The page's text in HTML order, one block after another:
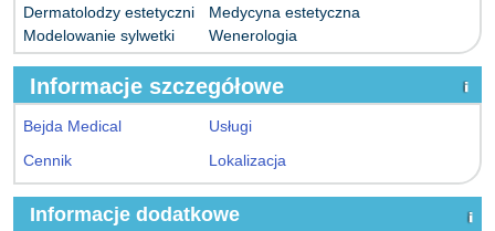
Dermatolodzy estetyczni
Medycyna estetyczna
Modelowanie sylwetki
Wenerologia
Informacje szczegółowe
Bejda Medical
Usługi
Cennik
Lokalizacja
Informacje dodatkowe